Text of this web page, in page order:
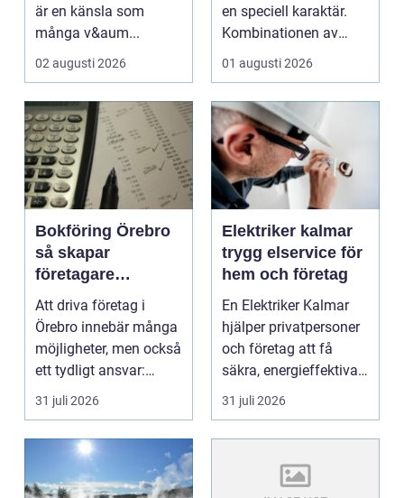
är en känsla som
många v&aum...
02 augusti 2026
en speciell karaktär.
Kombinationen av
närheten till have...
01 augusti 2026
Bokföring Örebro
så skapar
företagare
tryggare ekonomi
Att driva företag i
Örebro innebär många
möjligheter, men också
ett tydligt ansvar:
ekonomin måste v...
31 juli 2026
Elektriker kalmar
trygg elservice för
hem och företag
En Elektriker Kalmar
hjälper privatpersoner
och företag att få
säkra, energieffektiva
och framtidssä...
31 juli 2026